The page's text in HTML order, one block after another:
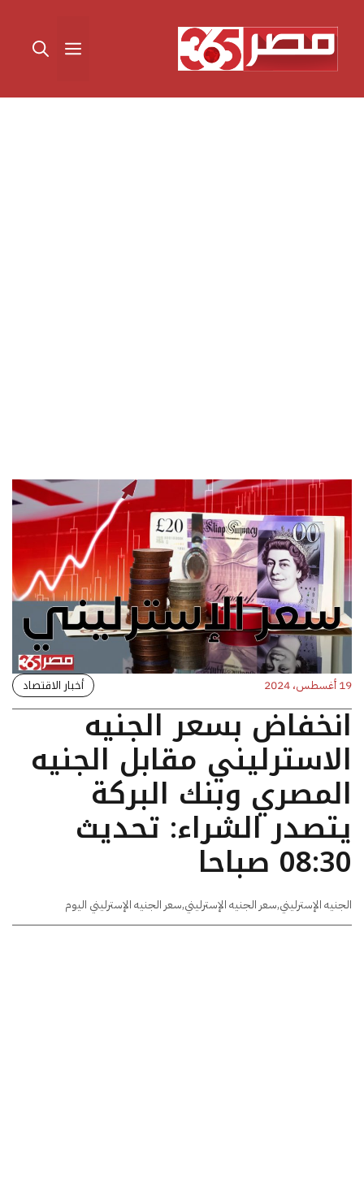
المحتوى القائمة
19 أغسطس، 2024 أخبار الاقتصاد
انخفاض بسعر الجنيه
الاسترليني مقابل الجنيه
المصري وبنك البركة
يتصدر الشراء: تحديث
08:30 صباحا
الجنيه الإسترليني,سعر الجنيه الإسترليني,سعر الجنيه الإسترليني اليوم